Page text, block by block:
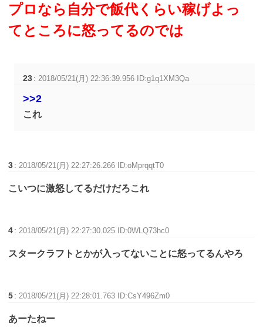
プロなら自分で飯代くらい稼げよっ
てところに怒ってるのでは
23 : 2018/05/21(月) 22:36:39.956 ID:g1q1XM3Qa
>>2
これ
3 : 2018/05/21(月) 22:27:26.266 ID:oMprqqtT0
こいつに激怒してるだけだろこれ
4 : 2018/05/21(月) 22:27:30.025 ID:0WLQ73hc0
スタークラフトとかが入ってないことに怒ってるんやろ
5 : 2018/05/21(月) 22:28:01.763 ID:CsY496Zm0
あーたねー